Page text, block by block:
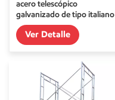
acero telescópico
galvanizado de tipo italiano
Ver Detalle